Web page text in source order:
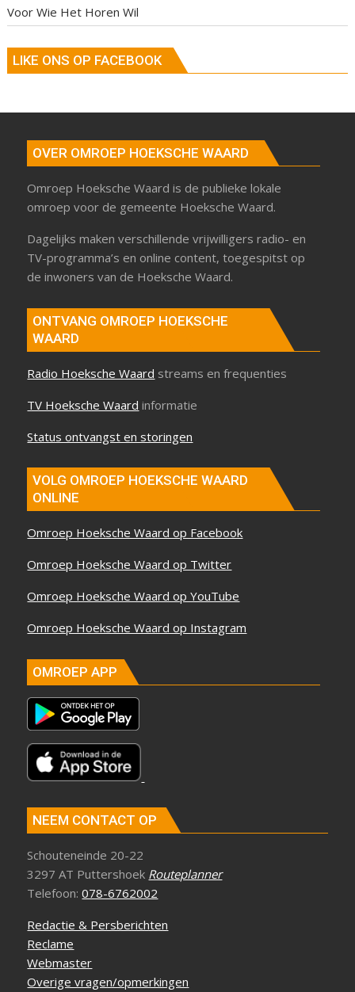
Voor Wie Het Horen Wil
LIKE ONS OP FACEBOOK
OVER OMROEP HOEKSCHE WAARD
Omroep Hoeksche Waard is de publieke lokale
omroep voor de gemeente Hoeksche Waard.
Dagelijks maken verschillende vrijwilligers radio- en
TV-programma’s en online content, toegespitst op
de inwoners van de Hoeksche Waard.
ONTVANG OMROEP HOEKSCHE
WAARD
Radio Hoeksche Waard streams en frequenties
TV Hoeksche Waard informatie
Status ontvangst en storingen
VOLG OMROEP HOEKSCHE WAARD
ONLINE
Omroep Hoeksche Waard op Facebook
Omroep Hoeksche Waard op Twitter
Omroep Hoeksche Waard op YouTube
Omroep Hoeksche Waard op Instagram
OMROEP APP
NEEM CONTACT OP
Schouteneinde 20-22
3297 AT Puttershoek Routeplanner
Telefoon:078-6762002
Redactie & Persberichten
Reclame
Webmaster
Overige vragen/opmerkingen